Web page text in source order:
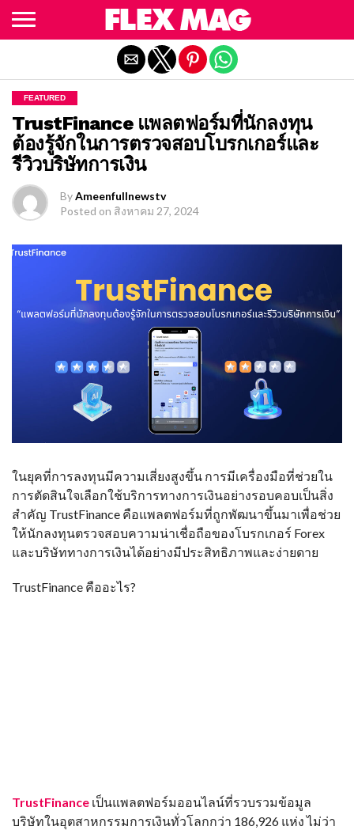
FEATURED
TrustFinance แพลตฟอร์มที่นักลงทุน
ต้องรู้จักในการตรวจสอบโบรกเกอร์และ
รีวิวบริษัทการเงิน
ByAmeenfullnewstv
Posted on สิงหาคม 27, 2024
ในยุคที่การลงทุนมีความเสี่ยงสูงขึ้น การมีเครื่องมือที่ช่วยใน
การตัดสินใจเลือกใช้บริการทางการเงินอย่างรอบคอบเป็นสิ่ง
สำคัญ TrustFinance คือแพลตฟอร์มที่ถูกพัฒนาขึ้นมาเพื่อช่วย
ให้นักลงทุนตรวจสอบความน่าเชื่อถือของโบรกเกอร์ Forex
และบริษัททางการเงินได้อย่างมีประสิทธิภาพและง่ายดาย
TrustFinance คืออะไร?
TrustFinance เป็นแพลตฟอร์มออนไลน์ที่รวบรวมข้อมูล
บริษัทในอุตสาหกรรมการเงินทั่วโลกกว่า 186,926 แห่ง ไม่ว่า
Exit mobile version